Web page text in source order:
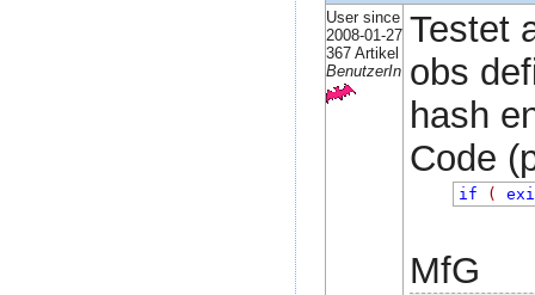
User since
2008-01-27
367 Artikel
BenutzerIn
Testet
obs
hash
Code
if (
MfG